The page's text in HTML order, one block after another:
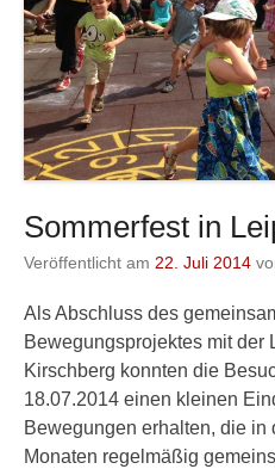
Sommerfest in
Veröffentlicht am 22. Juli 2014
Als Abschluss des
Bewegungsprojektes mit der
Kirschberg konnten die
18.07.2014 einen kleinen
Bewegungen erhalten, die in
Monaten regelmäßig